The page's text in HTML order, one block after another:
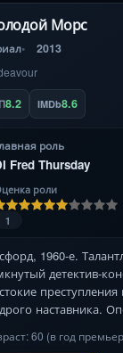
Морс
2013
8.2 IMDb8.6
роль
Fred Thursday
роли
1
1960-е.
детектив-
наставника.
60 (в год